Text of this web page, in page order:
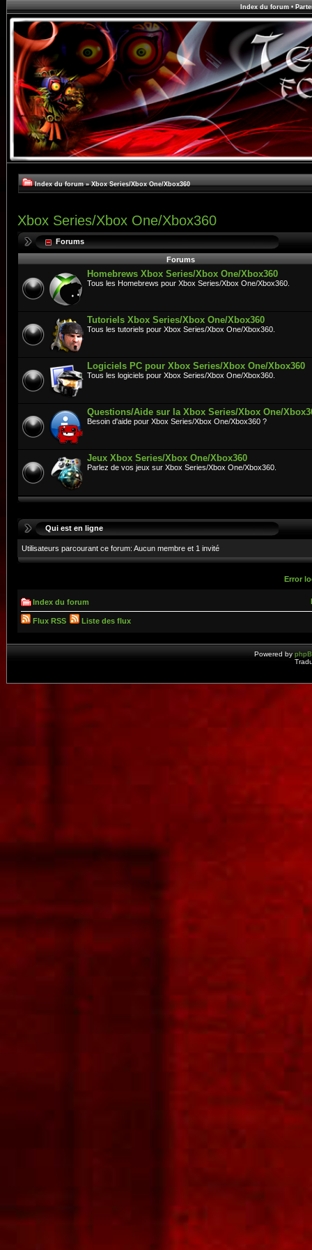
Index du forum•
Index du forum » Xbox Series/Xbox One/Xbox360
Xbox Series/Xbox One/Xbox360
Forums
Forums
Homebrews Xbox Series/Xbox One/Xbox360
Tous les Homebrews pour Xbox Series/Xbox One/Xbox360.
Tutoriels Xbox Series/Xbox One/Xbox360
Tous les tutoriels pour Xbox Series/Xbox One/Xbox360.
Logiciels PC pour Xbox Series/Xbox One/Xbox360
Tous les logiciels pour Xbox Series/Xbox One/Xbox360.
Questions/Aide sur la Xbox Series/Xbox One/
Besoin d'aide pour Xbox Series/Xbox One/Xbox360 ?
Jeux Xbox Series/Xbox One/Xbox360
Parlez de vos jeux sur Xbox Series/Xbox One/Xbox360.
Qui est en ligne
Utilisateurs parcourant ce forum: Aucun membre et 1 invité
Error
Index du forum
Flux RSS Liste des flux
Powered by